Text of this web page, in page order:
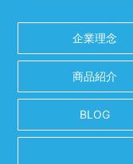
企業理念
商品紹介
BLOG